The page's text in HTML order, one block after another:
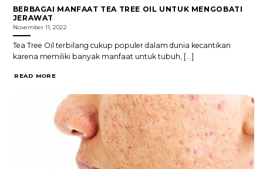
BERBAGAI MANFAAT TEA TREE OIL UNTUK MENGOBATI
JERAWAT
November 11, 2022
Tea Tree Oil terbilang cukup populer dalam dunia kecantikan
karena memiliki banyak manfaat untuk tubuh, [...]
READ MORE